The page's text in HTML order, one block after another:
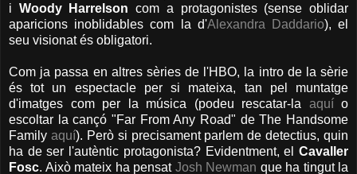
i Woody Harrelson com a protagonistes (sense oblidar
aparicions inoblidables com la d'Alexandra Daddario), el
seu visionat és obligatori.
Com ja passa en altres sèries de l'HBO, la intro de la sèrie
és tot un espectacle per si mateixa, tan pel muntatge
d'imatges com per la música (podeu rescatar-la aquío
escoltar la cançó "Far From Any Road" de The Handsome
Family aquí). Però si precisament parlem de detectius, quin
ha de ser l'autèntic protagonista? Evidentment, el Cavaller
Fosc. Això mateix ha pensat Josh Newman que ha tingut la